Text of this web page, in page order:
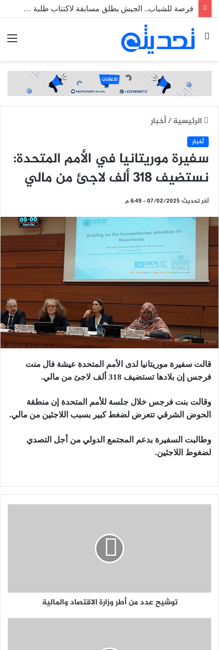
فرصة للشباب.. الجيش يطلق مسابقة لاكتتاب طلبة ضباط عاملين
بحث
عن
الرئيسية/أخبار
أخبار
سفيرة موريتانيا في الأمم المتحدة:
نستضيف 318 ألف لاجئ من مالي
آخر تحديث: 07/02/2025 - 6:49 م
قالت سفيرة موريتانيا لدى الأمم المتحدة عيشة فال منت
فرجس إن بلادها تستضيف 318 ألف لاجئ من مالي.
وقالت بنت فرجس خلال جلسة للأمم المتحدة إن منطقة
الحوض الشرقي تتعرض لضغط كبير بسبب اللاجئين من مالي.
وطالبت السفيرة بدعم المجتمع الدولي من أجل التصدي
لضغوط اللاجئين.
توشيح عدد من أطر وزارة الاقتصاد والمالية